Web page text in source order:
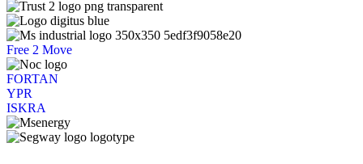
Free 2 Move
FORTAN
YPR
ISKRA